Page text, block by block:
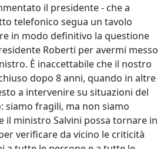
il presidente - che a
telefonico segua un tavolo
in modo definitivo la questione
Roberti per avermi messo
È inaccettabile che il nostro
dopo 8 anni, quando in altre
a intervenire su situazioni del
siamo fragili, ma non siamo
il ministro Salvini possa tornare in
verificare da vicino le criticità